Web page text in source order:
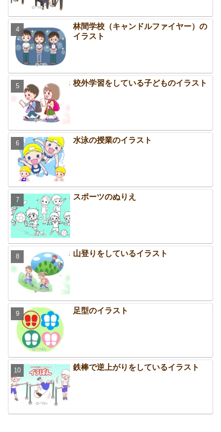
林間学校（キャンドルファイヤー）の
イラスト
校外学習をしている子どものイラスト
水泳の授業のイラスト
スポーツのぬりえ
山登りをしているイラスト
足型のイラスト
鉄棒で逆上がりをしているイラスト